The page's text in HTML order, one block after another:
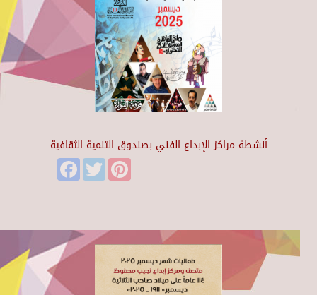
أنشطة مراكز الإبداع الفني بصندوق التنمية الثقافية
FacebookTwitter